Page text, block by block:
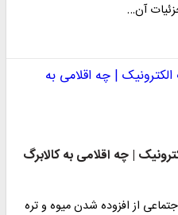
آن…
| چه اقلامی به کالابرگ
از افزوده شدن میوه و تره